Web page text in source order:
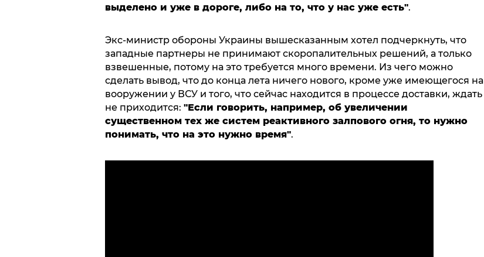
выделено и уже в дороге, либо на то, что у нас уже есть".
Экс-министр обороны Украины вышесказанным хотел подчеркнуть, что
западные партнеры не принимают скоропалительных решений, а только
взвешенные, потому на это требуется много времени. Из чего можно
сделать вывод, что до конца лета ничего нового, кроме уже имеющегося на
вооружении у ВСУ и того, что сейчас находится в процессе доставки, ждать
не приходится: "Если говорить, например, об увеличении
существенном тех же систем реактивного залпового огня, то нужно
понимать, что на это нужно время".